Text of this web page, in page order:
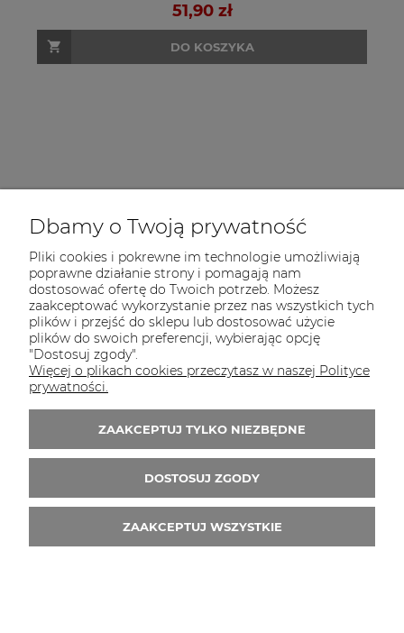
51,90 zł
DO KOSZYKA
płyn WALLFIX 250ml koncentrat do usuwania tapet
13,90 zł
DO KOSZYKA
Dbamy o Twoją prywatność
Pliki cookies i pokrewne im technologie umożliwiają
poprawne działanie strony i pomagają nam
dostosować ofertę do Twoich potrzeb. Możesz
zaakceptować wykorzystanie przez nas wszystkich tych
plików i przejść do sklepu lub dostosować użycie
plików do swoich preferencji, wybierając opcję
"Dostosuj zgody".
Więcej o plikach cookies przeczytasz w naszej Polityce
prywatności.
ZAAKCEPTUJ TYLKO NIEZBĘDNE
DOSTOSUJ ZGODY
ZAAKCEPTUJ WSZYSTKIE